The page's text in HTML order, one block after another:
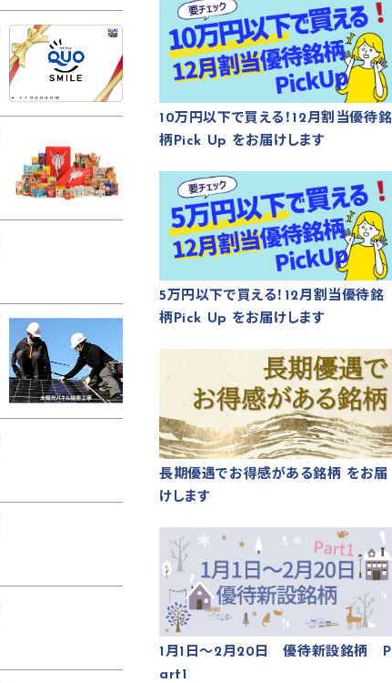
10万円以下で買える！12月割当優待銘
柄Pick Up をお届けします
5万円以下で買える！12月割当優待銘
柄Pick Up をお届けします
長期優遇でお得感がある銘柄 をお届
けします
1月1日～2月20日 優待新設銘柄 P
art1